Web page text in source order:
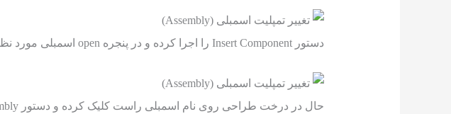
دستور Insert Component را اجرا کرده و در پنجره open اسمبلی مورد نظر را انتخاب کرده و در اسمبلی قرار دهید.
حال در درخت طراحی روی نام اسمبلی راست کلیک کرده و دستور Dissolve Assembly را انتخاب کنید.